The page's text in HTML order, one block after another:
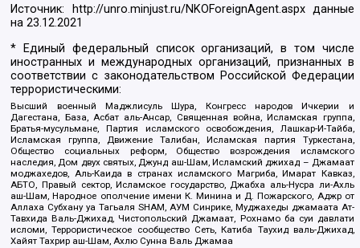
Источник: http://unro.minjust.ru/NKOForeignAgent.aspxданные
на23.12.2021
* Единый федеральный список организаций, в том числе
иностранных и международных организаций, признанных в
соответствии с законодательством Российской Федерации
террористическими:
Высший военный Маджлисуль Шура, Конгресс народов Ичкерии и
Дагестана, База, Асбат аль-Ансар, Священная война, Исламская группа,
Братья-мусульмане, Партия исламского освобождения, Лашкар-И-Тайба,
Исламская группа, Движение Талибан, Исламская партия Туркестана,
Общество социальных реформ, Общество возрождения исламского
наследия, Дом двух святых, Джунд аш-Шам, Исламский джихад – Джамаат
моджахедов, Аль-Каида в странах исламского Магриба, Имарат Кавказ,
АБТО, Правый сектор, Исламское государство, Джабха аль-Нусра ли-Ахль
аш-Шам, Народное ополчение имени К. Минина и Д. Пожарского, Аджр от
Аллаха Субхану уа Тагьаля SHAM, АУМ Синрике, Муджахеды джамаата Ат-
Тавхида Валь-Джихад, Чистопольский Джамаат, Рохнамо ба суи давлати
исломи, Террористическое сообщество Сеть, Катиба Таухид валь-Джихад,
Хайят Тахрир аш-Шам, Ахлю Сунна Валь Джамаа